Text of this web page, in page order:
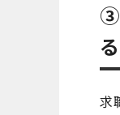
③
る
求